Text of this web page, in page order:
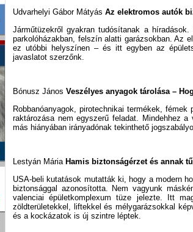
Udvarhelyi Gábor MátyásAz elektromos autók
Járműtüzekről gyakran tudósítanak a
parkolóházakban, felszín alatti garázsokban. Az
ez utóbbi helyszínen – és itt egyben az
javaslatot szerzőnk.
Bónusz JánosVeszélyes anyagok tárolása –
Robbanóanyagok, pirotechnikai termékek,
raktározása nem egyszerű feladat. Mindehhez
más hiányában irányadónak tekinthető
Lestyán Mária Hamis biztonságérzet és annak
USA-beli kutatások mutatták ki, hogy a modern
biztonsággal azonosította. Nem vagyunk
valenciai épületkomplexum tüze jelezte. Itt
zöldterületekkel, liftekkel és mélygarázsokkal
és a kockázatok is új szintre léptek.